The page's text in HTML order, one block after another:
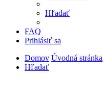
Hľadať
FAQ
Prihlásiť sa
Domov Úvodná stránka
Hľadať